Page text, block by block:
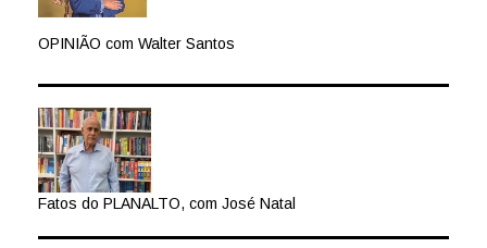
OPINIÃO com Walter Santos
Fatos do PLANALTO, com José Natal